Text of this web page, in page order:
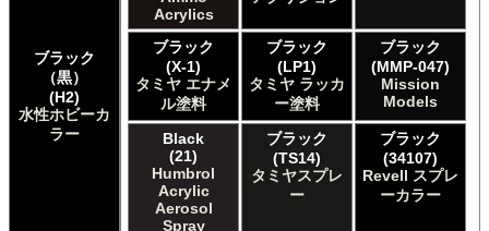
Testors of Rust-Oleum Group Testors Model Master
Enamel
The Army Painter Army Painter
The Army Painter Speedpaint
The Army Painter Warpaints Air
The Army Painter Warpaints Fanatic
The Scale Modellers Supply Master Series Paints Bones
The Scale Modellers Supply SMS
Xtracolor Xtracolor
ガイアノーツ ガイア エナメル カラー
ブラック
（黒）
(H2)
水性ホビーカ
ラー
Acrylics
ブラック
(X-1)
タミヤ エナメ
ル塗料
ブラック
(LP1)
タミヤ ラッカ
ー塗料
ブラック
(MMP-047)
Mission
Models
Black
(21)
Humbrol
Acrylic
Aerosol
Spray
ブラック
(TS14)
タミヤスプレ
ー
ブラック
(34107)
Revell スプレ
ーカラー